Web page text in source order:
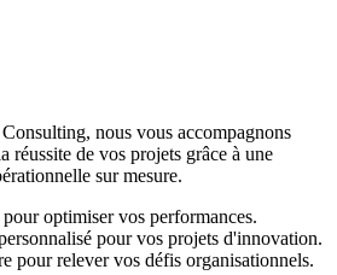
nous vous accompagnons
réussite de vos projets grâce à une
sur mesure.
optimiser vos performances.
pour vos projets d'innovation.
pour relever vos défis organisationnels.